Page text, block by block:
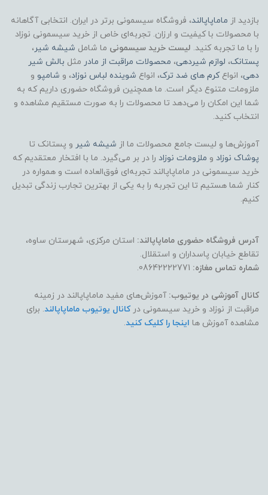
بازدید از ماماپاپالند، فروشگاه سیسمونی برتر در ایران. انتخابی آگاهانه
با محصولات با کیفیت و ارزان. تجربه‌ای خاص از خرید سیسمونی نوزاد
را با ما تجربه کنید. لیست خرید سیسمونی ما شامل شیشه شیر،
پستانک، لوازم شیردهی، محصولات مراقبت از مادر مثل بالش شیر
دهی، انواعکرم های ضد ترک، انواع شوینده لباس نوزاد، و شامپو و
ملزومات متنوع دیگر است. ما همچنین فروشگاه حضوری داریم که به
شما این امکان را می‌دهد تا محصولات را به صورت مستقیم مشاهده و
انتخاب کنید.
آموزش‌ها و لیست جامع محصولات ما از شیشه شیر و پستانک تا
پوشاک نوزاد و ملزومات نوزاد را در بر می‌گیرد. ما با افتخار معتقدیم که
خرید سیسمونی در ماماپاپالند تجربه‌ای فوق‌العاده است و همواره در
کنار شما هستیم تا این تجربه را به یکی از بهترین تجارب زندگی تبدیل
کنیم.
آدرس فروشگاه حضوری ماماپاپالند: استان مرکزی، شهرستان ساوه،
تقاطع خیابان پاسداران و استقلال.
شماره تماس مغازه:
کانال آموزشی در یوتیوب: آموزش‌های مفید ماماپاپالند در زمینه
مراقبت از نوزاد و خرید سیسمونی درکانال یوتیوب ماماپاپالند. برای
مشاهده آموزش ها اینجا را کلیک کنید.